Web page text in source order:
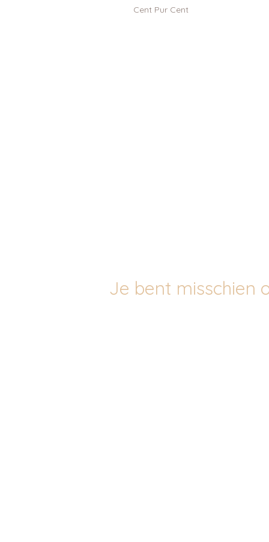
Cent Pur Cent
Je bent misschien